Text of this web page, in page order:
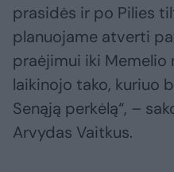
prasidės ir po Pilies
planuojame atverti
praėjimui iki
laikinojo tako, kuriuo
Senąją perkėlą“, –
Arvydas Vaitkus.